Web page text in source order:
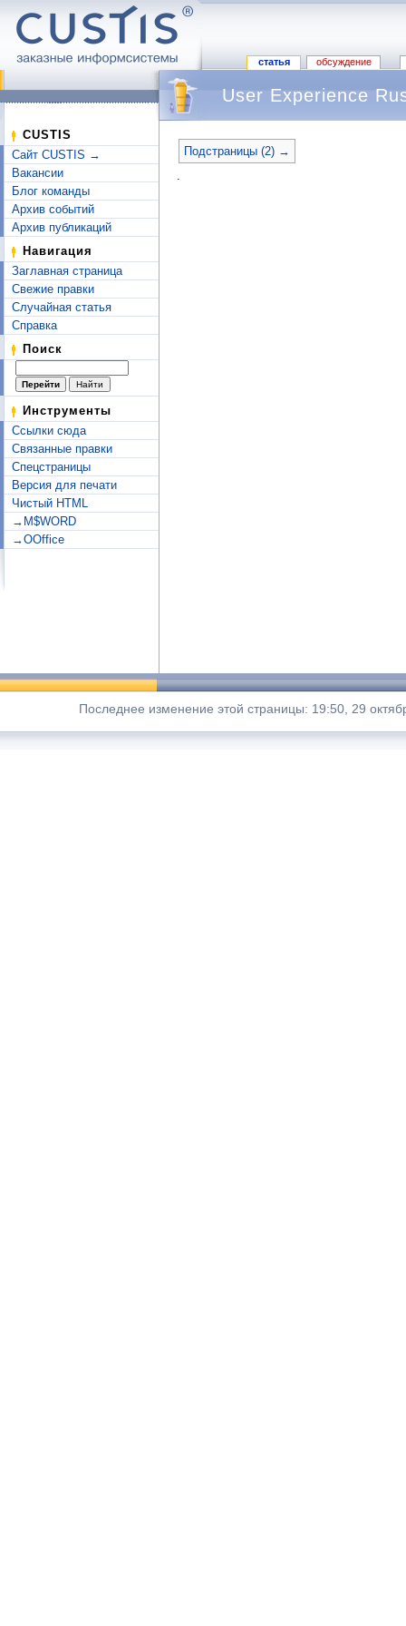
статья обсуждение
CUSTIS
Сайт CUSTIS →
Вакансии
Блог команды
Архив событий
Архив публикаций
Навигация
Заглавная страница
Свежие правки
Случайная статья
Справка
Поиск
Инструменты
Ссылки сюда
Связанные правки
Спецстраницы
Версия для печати
Чистый HTML
→M$WORD
→OOffice
User Experience
Подстраницы (2) →
.
Последнее изменение этой страницы: 19:50, 29